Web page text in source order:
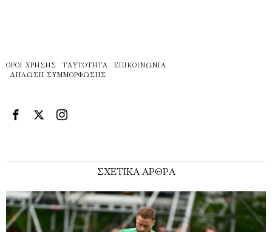
ΌΡΟΙ ΧΡΉΣΗΣ ΤΑΥΤΌΤΗΤΑ
ΕΠΙΚΟΙΝΩΝΊΑ
ΔΉΛΩΣΗ ΣΥΜΜΌΡΦΩΣΗΣ
ΣΧΕΤΙΚΑ ΑΡΘΡΑ